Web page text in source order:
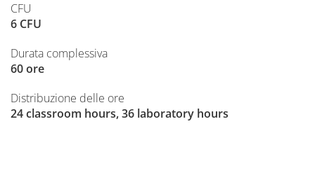
CFU
6 CFU
Durata complessiva
60 ore
Distribuzione delle ore
24 classroom hours, 36 laboratory hours